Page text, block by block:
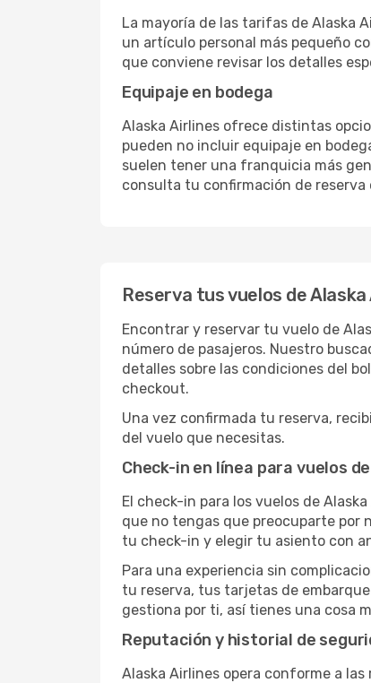
La mayoría de las tarifas de Alaska
un artículo personal más pequeño
que conviene revisar los detalles
Equipaje en bodega
Alaska Airlines ofrece distintas
pueden no incluir equipaje en
suelen tener una franquicia más
consulta tu confirmación de
Reserva tus vuelos de
Encontrar y reservar tu vuelo de
número de pasajeros. Nuestro
detalles sobre las condiciones del
checkout.
Una vez confirmada tu reserva,
del vuelo que necesitas.
Check-in en línea para vuelos
El check-in para los vuelos de
que no tengas que preocuparte por
tu check-in y elegir tu asiento con
Para una experiencia sin
tu reserva, tus tarjetas de
gestiona por ti, así tienes una cosa
Reputación y historial de
Alaska Airlines opera conforme a